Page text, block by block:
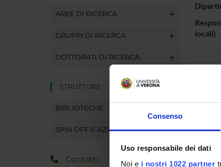
Consenso
Uso responsabile dei dati
Noi e i nostri 1022 partner
AREE DI RICERCA
GRUPPI DI RICERCA
DOTTORATI DI RICERCA
STRUTTURE
BIBLIOTECHE
SPIN OFF E AZIENDE
Contatti
locali)